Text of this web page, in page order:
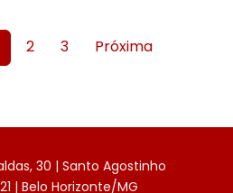
2 3 Próxima
30 | Santo Agostinho
| Belo Horizonte/MG